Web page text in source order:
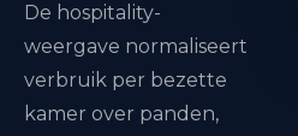
De hospitality-
weergave normaliseert
verbruik per bezette
kamer over panden,